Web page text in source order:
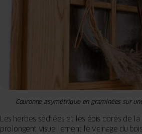
Couronne asymétrique en graminées sur
Les herbes séchées et les épis dorés de la
prolongent visuellement le veinage du bois